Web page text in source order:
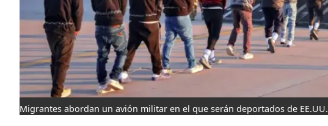
Migrantes abordan un avión militar en el que serán deportados de EE.UU.